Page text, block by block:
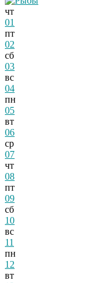
чт
01
пт
02
сб
03
вс
04
пн
05
вт
06
ср
07
чт
08
пт
09
сб
10
вс
11
пн
12
вт